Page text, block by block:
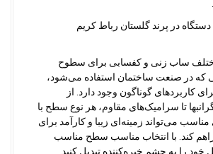
مختلف ساب زنی و کفسابی برای سطوح
در صنعت ساختمان استفاده می‌شود،
کاربردهای گوناگون وجود دارد. از
تا سرامیک‌های مقاوم، هر نوع سطح با
می‌تواند زمینه‌ای زیبا و کارآمد برای
کند. با انتخاب مناسب سطح مناسب
را به چشم خیره‌کننده تبدیل کنید.